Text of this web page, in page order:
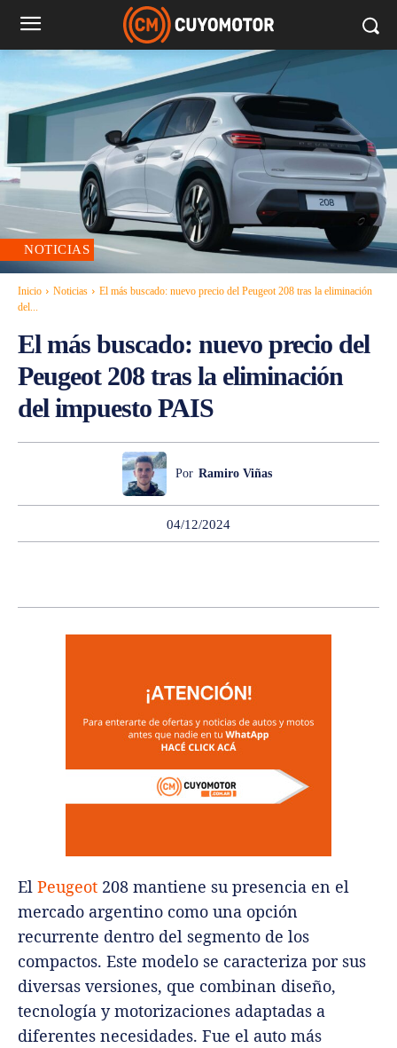
NOTICIAS
Inicio Noticias
El más buscado: nuevo precio del Peugeot 208 tras la eliminación
del...
El más buscado: nuevo precio del
Peugeot 208 tras la eliminación
del impuesto PAIS
Por Ramiro Viñas
04/12/2024
El Peugeot 208 mantiene su presencia en el
mercado argentino como una opción
recurrente dentro del segmento de los
compactos. Este modelo se caracteriza por sus
diversas versiones, que combinan diseño,
tecnología y motorizaciones adaptadas a
diferentes necesidades. Fue el auto más